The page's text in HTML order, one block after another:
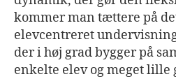
kommer man tættere på
elevcentreret
der i høj grad bygger på
enkelte elev og meget lille